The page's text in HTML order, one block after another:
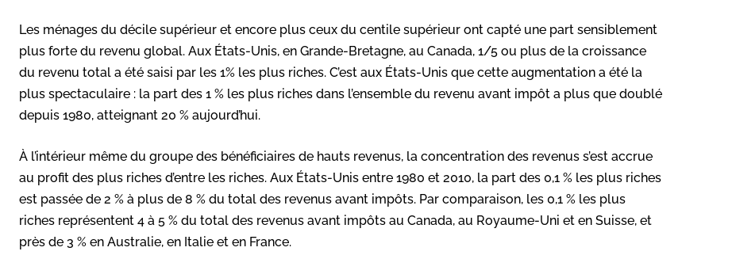
Les ménages du décile supérieur et encore plus ceux du centile supérieur ont capté une part sensiblement
plus forte du revenu global. Aux États-Unis, en Grande-Bretagne, au Canada, 1/5 ou plus de la croissance
du revenu total a été saisi par les 1% les plus riches. C’est aux États-Unis que cette augmentation a été la
plus spectaculaire : la part des 1 % les plus riches dans l’ensemble du revenu avant impôt a plus que doublé
depuis 1980, atteignant 20 % aujourd’hui.
À l’intérieur même du groupe des bénéficiaires de hauts revenus, la concentration des revenus s’est accrue
au profit des plus riches d’entre les riches. Aux États-Unis entre 1980 et 2010, la part des 0,1 % les plus riches
est passée de 2 % à plus de 8 % du total des revenus avant impôts. Par comparaison, les 0,1 % les plus
riches représentent 4 à 5 % du total des revenus avant impôts au Canada, au Royaume-Uni et en Suisse, et
près de 3 % en Australie, en Italie et en France.